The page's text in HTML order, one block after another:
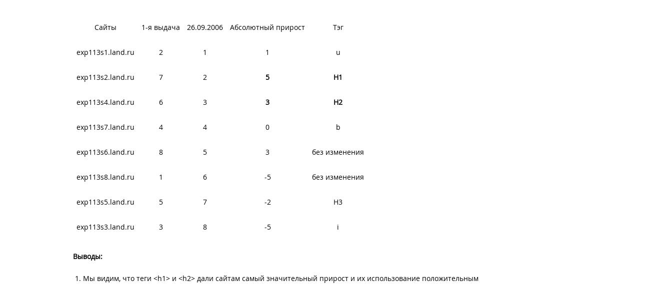
Сайты 1-я выдача 26.09.2006 Абсолютный прирост Тэг
exp113s1.land.ru 2 1 1 u
exp113s2.land.ru 7 2 5 H1
exp113s4.land.ru 6 3 3 H2
exp113s7.land.ru 4 4 0 b
exp113s6.land.ru 8 5 3 без изменения
exp113s8.land.ru 1 6 -5 без изменения
exp113s5.land.ru 5 7 -2 H3
exp113s3.land.ru 3 8 -5 i
Выводы:
Мы видим, что теги <h1> и <h2> дали сайтам самый значительный прирост и их использование положительным